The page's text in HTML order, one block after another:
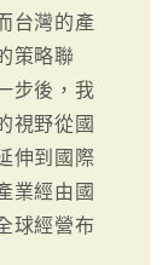
台灣的產
策略聯
步後，我
視野從國
伸到國際
業經由國
球經營布